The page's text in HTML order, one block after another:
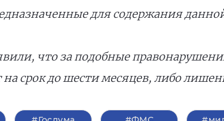
для содержания
что за подобные
на срок до шести месяцев, либо